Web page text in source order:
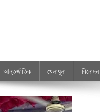
আন্তর্জাতিক খেলাধূলা বিনোদন